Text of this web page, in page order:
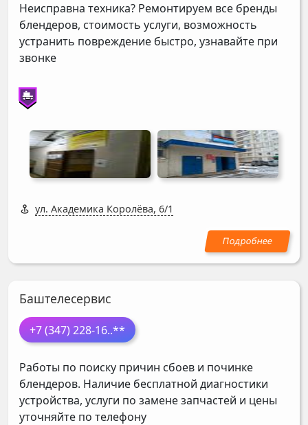
Неисправна техника? Ремонтируем все бренды
блендеров, стоимость услуги, возможность
устранить повреждение быстро, узнавайте при
звонке
ул. Академика Королёва, 6/1
Баштелесервис
+7 (347) 228-16..**
Работы по поиску причин сбоев и починке
блендеров. Наличие бесплатной диагностики
устройства, услуги по замене запчастей и цены
уточняйте по телефону